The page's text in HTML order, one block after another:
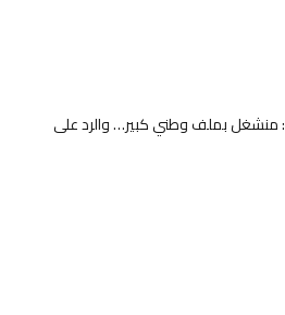
القاضي محمد صعب لـnextlb : منشغل بملف وطني كبير… والرد على